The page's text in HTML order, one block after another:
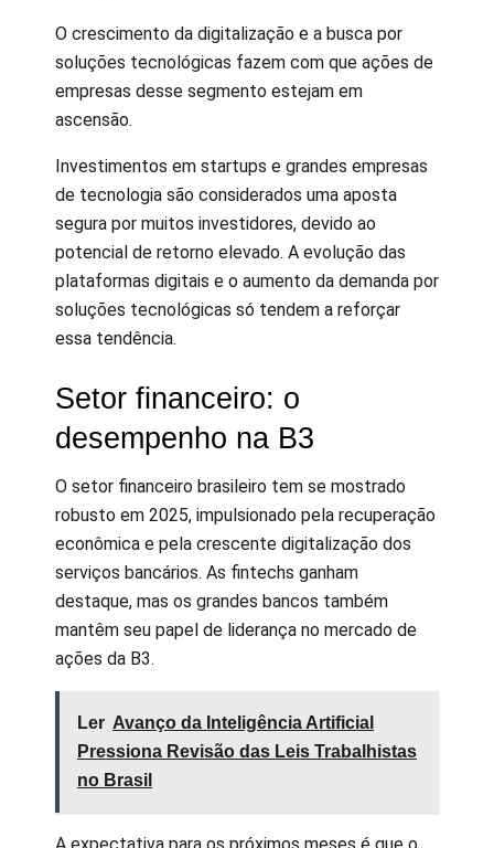
O crescimento da digitalização e a busca por
soluções tecnológicas fazem com que ações de
empresas desse segmento estejam em
ascensão.
Investimentos em startups e grandes empresas
de tecnologia são considerados uma aposta
segura por muitos investidores, devido ao
potencial de retorno elevado. A evolução das
plataformas digitais e o aumento da demanda por
soluções tecnológicas só tendem a reforçar
essa tendência.
Setor financeiro: o
desempenho na B3
O setor financeiro brasileiro tem se mostrado
robusto em 2025, impulsionado pela recuperação
econômica e pela crescente digitalização dos
serviços bancários. As fintechs ganham
destaque, mas os grandes bancos também
mantêm seu papel de liderança no mercado de
ações da B3.
Ler Avanço da Inteligência Artificial
Pressiona Revisão das Leis Trabalhistas
no Brasil